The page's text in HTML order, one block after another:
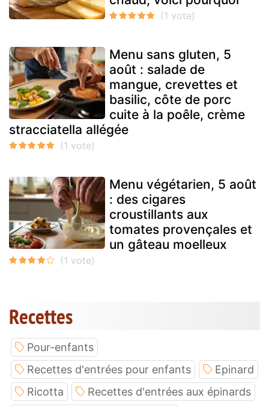
Menu sans gluten, 5
août : salade de
mangue, crevettes et
basilic, côte de porc
cuite à la poêle, crème
stracciatella allégée
Menu végétarien, 5 août
: des cigares
croustillants aux
tomates provençales et
un gâteau moelleux
Recettes
Pour-enfants
Recettes d'entrées pour enfants
Epinard
Ricotta
Recettes d'entrées aux épinards